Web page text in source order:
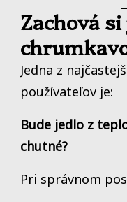
Zachová
Jedna z
používateľov je:
Bude jedlo z
chutné?
Pri správnom